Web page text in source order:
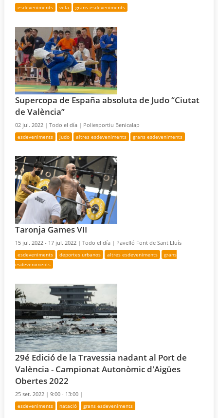
esdeveniments vela grans esdeveniments
Supercopa de España absoluta de Judo “Ciutat
de València”
02 jul. 2022 |Todo el día | Poliesportiu Benicalap
esdeveniments judo altres esdeveniments grans esdeveniments
Taronja Games VII
15 jul. 2022 - 17 jul. 2022 |Todo el día | Pavelló Font de Sant Lluís
esdeveniments deportes urbanos altres esdeveniments
grans
esdeveniments
29é Edició de la Travessia nadant al Port de
València - Campionat Autonòmic d'Aigües
Obertes 2022
25 set. 2022 |9:00 - 13:00 |
esdeveniments natació grans esdeveniments